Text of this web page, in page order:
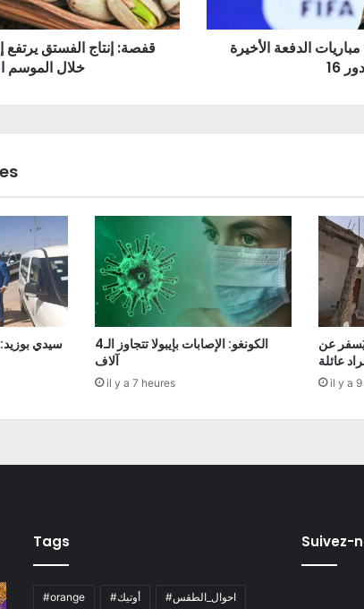
خلال الموسم
برنامج مباريات الدفعة الأخيرة
16
سيدي
الكونغو: الإصابات بإيبولا تتجاوز الـ4
آلاف
il y a 7 heures
عن
عائلة
il y a
Tags
#orange #أوتيك #احوال_الطقس
Suivez-